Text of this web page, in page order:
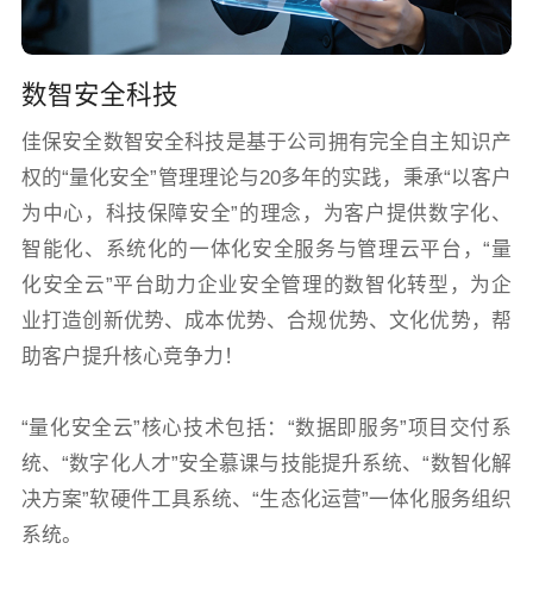
数智安全科技
佳保安全数智安全科技是基于公司拥有完全自主知识产
权的“量化安全”管理理论与20多年的实践，秉承“以客户
为中心，科技保障安全”的理念，为客户提供数字化、
智能化、系统化的一体化安全服务与管理云平台，“量
化安全云”平台助力企业安全管理的数智化转型，为企
业打造创新优势、成本优势、合规优势、文化优势，帮
助客户提升核心竞争力！
“量化安全云”核心技术包括：“数据即服务”项目交付系
统、“数字化人才”安全慕课与技能提升系统、“数智化解
决方案”软硬件工具系统、“生态化运营”一体化服务组织
系统。